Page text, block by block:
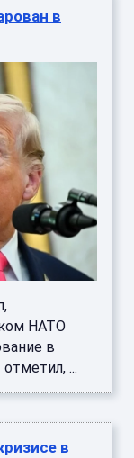
в
НАТО
в
...
в